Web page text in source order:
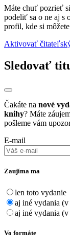
Máte chuť pozrieť
podeliť sa o ne aj s
profil, kde si
Aktivovať
Sledovať
Čakáte na nové
knihy? Máte
pošleme vám
E-mail
Zaujíma ma
len toto vydanie
aj iné vydania
aj iné vydania
Vo formáte